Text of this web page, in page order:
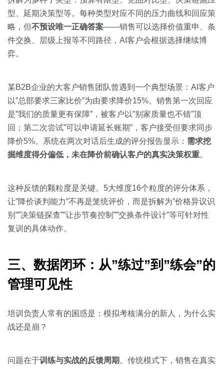
型、延期决策型等。每种类型对应不同的压力曲线和回应策
略，但不预设唯一正确答案——销售可以选择价值重申、条
件交换、层级上报等不同路径，AI客户会根据选择继续博
弈。
某B2B企业的大客户销售团队曾遇到一个典型场景：AI客户
以”总部要求三家比价”为由要求降价15%。销售第一次回应
是”我们的质量更有保障”，被客户以”别家质量也不错”顶
回；第二次尝试”可以申请延长账期”，客户接受但要求同步
降价5%。系统在两次对话后生成的评分报告显示： 需求挖
掘维度得分偏低，未在降价前确认客户的真实决策权重。
这种反馈的颗粒度是关键。5大维度16个粒度的评分体系，
让”降价谈判能力”不再是笼统评价，而是拆解为”价格异议识
别””决策链探查””让步节奏控制””交换条件设计”等可针对性
复训的具体动作。
三、数据闭环：从”练过”到”练会”的
管理可见性
培训负责人常有的困惑是：模拟考核满分的新人，为什么实
战还是崩？
问题在于训练与实战的反馈周期 。传统模式下，销售在真实